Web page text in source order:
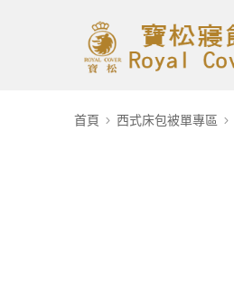
首頁 西式床包被單專區